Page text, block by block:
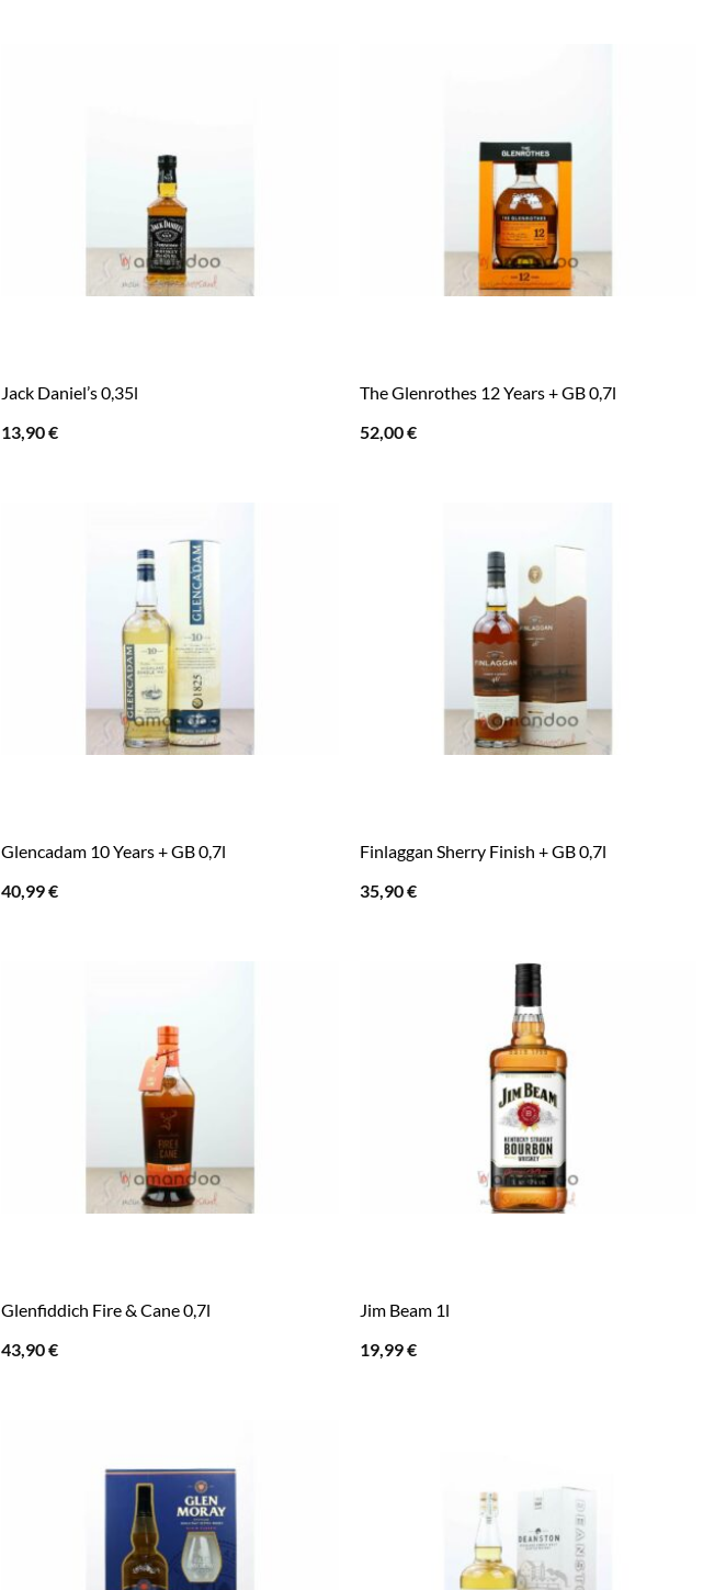
Jack Daniel’s 0,35l
13,90€
The Glenrothes 12 Years + GB 0,7l
52,00€
Glencadam 10 Years + GB 0,7l
40,99€
Finlaggan Sherry Finish + GB 0,7l
35,90€
Glenfiddich Fire & Cane 0,7l
43,90€
Jim Beam 1l
19,99€